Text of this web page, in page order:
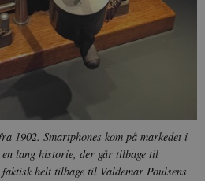
1902. Smartphones kom på markedet i
lang historie, der går tilbage til
helt tilbage til Valdemar Poulsens